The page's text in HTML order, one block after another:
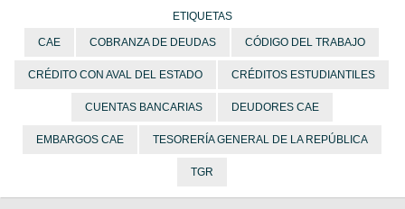
ETIQUETAS
CAE COBRANZA DE DEUDAS CÓDIGO DEL TRABAJO
CRÉDITO CON AVAL DEL ESTADO CRÉDITOS ESTUDIANTILES
CUENTAS BANCARIAS DEUDORES CAE
EMBARGOS CAE TESORERÍA GENERAL DE LA REPÚBLICA
TGR